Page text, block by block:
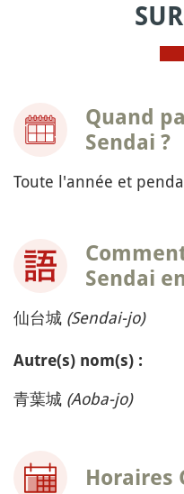
Quand
Sendai ?
Toute l'année et
Sendai
仙台城 (Sendai-jo)
Autre(s) nom(s) :
青葉城 (Aoba-jo)
Horaires